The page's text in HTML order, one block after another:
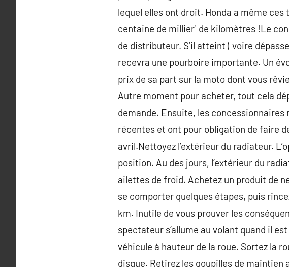
lequel elles ont droit. Honda a même
centaine de millier` de kilomètres !Le
de distributeur. S’il atteint ( voire
recevra une pourboire importante. Un
prix de sa part sur la moto dont vous
Autre moment pour acheter, tout cela
demande. Ensuite, les concessionnaires
récentes et ont pour obligation de faire
avril.Nettoyez l’extérieur du radiateur.
position. Au des jours, l’extérieur du
ailettes de froid. Achetez un produit de
se comporter quelques étapes, puis
km. Inutile de vous prouver les
spectateur s’allume au volant quand il
véhicule à hauteur de la roue. Sortez la
disque. Retirez les goupilles de maintien